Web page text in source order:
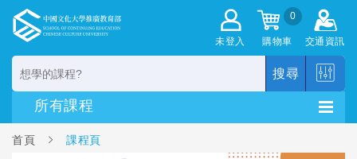
未登入
0
購物車 交通資訊
搜尋
首頁 課程頁